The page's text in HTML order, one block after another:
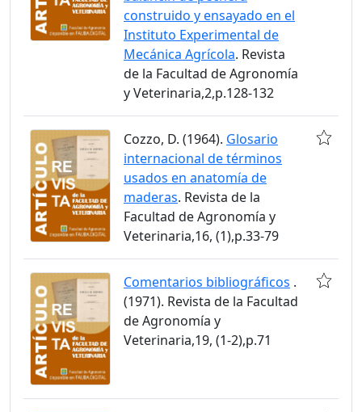
construido y ensayado en el
Instituto Experimental de
Mecánica Agrícola. Revista
de la Facultad de Agronomía
y Veterinaria,2,p.128-132
Cozzo, D. (1964). Glosario
internacional de términos
usados en anatomía de
maderas. Revista de la
Facultad de Agronomía y
Veterinaria,16, (1),p.33-79
Comentarios bibliográficos .
(1971). Revista de la Facultad
de Agronomía y
Veterinaria,19, (1-2),p.71